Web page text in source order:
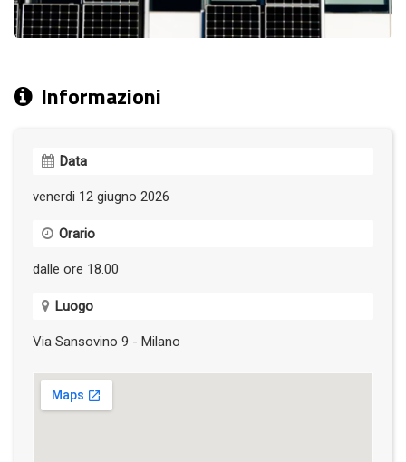
Informazioni
Data
venerdi 12 giugno 2026
Orario
dalle ore 18.00
Luogo
Via Sansovino 9 - Milano